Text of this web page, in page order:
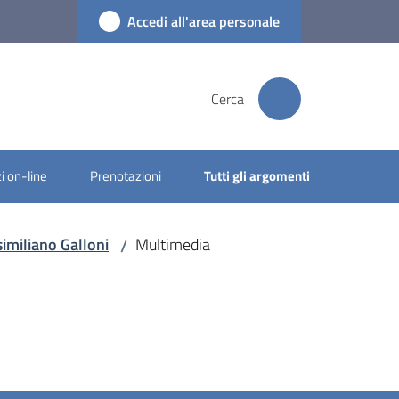
Accedi all'area personale
Cerca
on-line Prenotazioni Tutti gli argomenti
Galloni / Multimedia